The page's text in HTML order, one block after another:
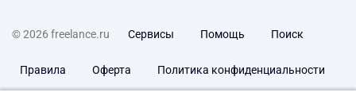
© 2026 freelance.ru Сервисы Помощь Поиск
Правила Оферта Политика конфиденциальности